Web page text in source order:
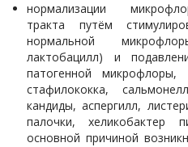
нормализации
тракта путём
нормальной
лактобацилл) и
патогенной
стафилококка,
кандиды, аспергилл,
палочки, хеликобактер
основной причиной